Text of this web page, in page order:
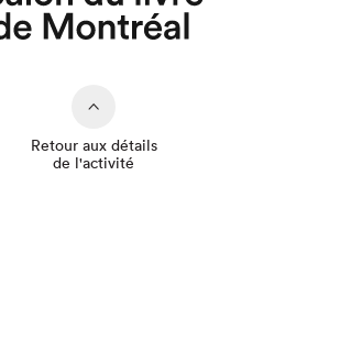
Que cherchez-vous?
Retour aux détails
de l'activité